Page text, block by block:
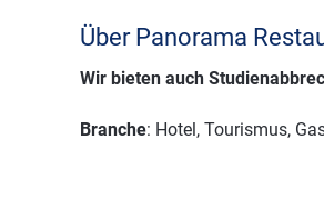
Über Panorama
Wir bieten auch
Branche: Hotel, Tourismus,